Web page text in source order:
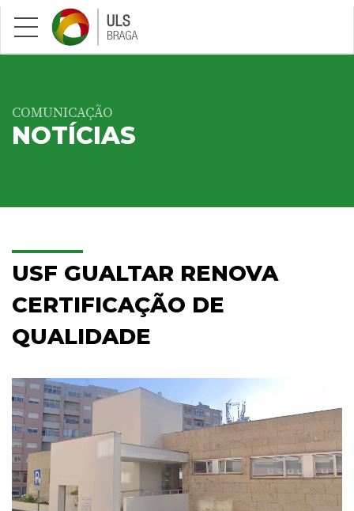
Saltar para conteúdo principal
COMUNICAÇÃO
NOTÍCIAS
USF GUALTAR RENOVA
CERTIFICAÇÃO DE
QUALIDADE